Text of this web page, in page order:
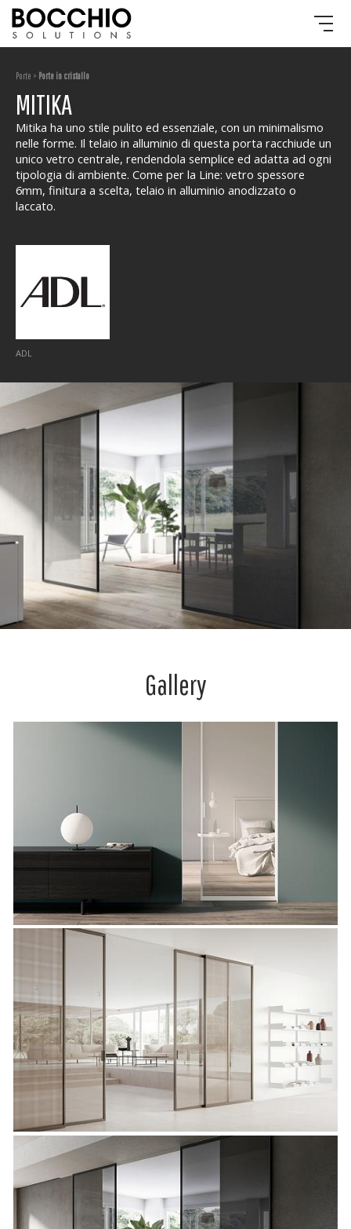
Porte > Porte in cristallo
MITIKA
Mitika ha uno stile pulito ed essenziale, con un minimalismo
nelle forme. Il telaio in alluminio di questa porta racchiude un
unico vetro centrale, rendendola semplice ed adatta ad ogni
tipologia di ambiente. Come per la Line: vetro spessore
6mm, finitura a scelta, telaio in alluminio anodizzato o
laccato.
ADL
Gallery